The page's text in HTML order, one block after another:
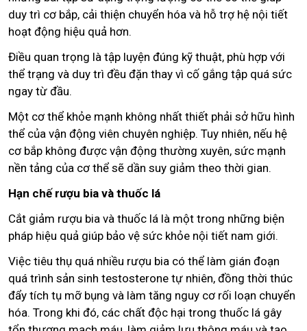
duy trì cơ bắp, cải thiện chuyển hóa và hỗ trợ hệ nội tiết
hoạt động hiệu quả hơn.
Điều quan trọng là tập luyện đúng kỹ thuật, phù hợp với
thể trạng và duy trì đều đặn thay vì cố gắng tập quá sức
ngay từ đầu.
Một cơ thể khỏe mạnh không nhất thiết phải sở hữu hình
thể của vận động viên chuyên nghiệp. Tuy nhiên, nếu hệ
cơ bắp không được vận động thường xuyên, sức mạnh
nền tảng của cơ thể sẽ dần suy giảm theo thời gian.
Hạn chế rượu bia và thuốc lá
Cắt giảm rượu bia và thuốc lá là một trong những biện
pháp hiệu quả giúp bảo vệ sức khỏe nội tiết nam giới.
Việc tiêu thụ quá nhiều rượu bia có thể làm gián đoạn
quá trình sản sinh testosterone tự nhiên, đồng thời thúc
đẩy tích tụ mỡ bụng và làm tăng nguy cơ rối loạn chuyển
hóa. Trong khi đó, các chất độc hại trong thuốc lá gây